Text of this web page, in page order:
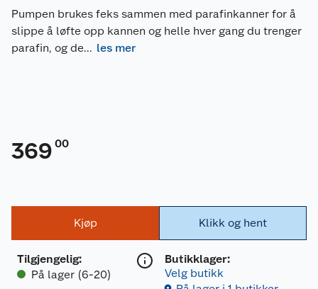
Pumpen brukes feks sammen med parafinkanner for å
slippe å løfte opp kannen og helle hver gang du trenger
parafin, og de... les mer
369 00
Kjøp
Tilgjengelig:
På lager (6-20)
Klikk og hent
Butikklager:
Velg butikk